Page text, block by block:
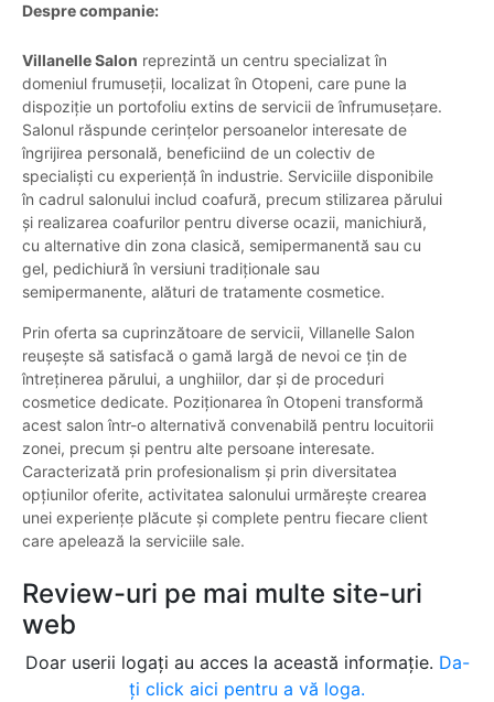
Despre companie:
Villanelle Salon reprezintă un centru specializat în
domeniul frumuseții, localizat în Otopeni, care pune la
dispoziție un portofoliu extins de servicii de înfrumusețare.
Salonul răspunde cerințelor persoanelor interesate de
îngrijirea personală, beneficiind de un colectiv de
specialiști cu experiență în industrie. Serviciile disponibile
în cadrul salonului includ coafură, precum stilizarea părului
și realizarea coafurilor pentru diverse ocazii, manichiură,
cu alternative din zona clasică, semipermanentă sau cu
gel, pedichiură în versiuni tradiționale sau
semipermanente, alături de tratamente cosmetice.
Prin oferta sa cuprinzătoare de servicii, Villanelle Salon
reușește să satisfacă o gamă largă de nevoi ce țin de
întreținerea părului, a unghiilor, dar și de proceduri
cosmetice dedicate. Poziționarea în Otopeni transformă
acest salon într-o alternativă convenabilă pentru locuitorii
zonei, precum și pentru alte persoane interesate.
Caracterizată prin profesionalism și prin diversitatea
opțiunilor oferite, activitatea salonului urmărește crearea
unei experiențe plăcute și complete pentru fiecare client
care apelează la serviciile sale.
Review-uri pe mai multe site-uri
web
Doar userii logați au acces la această informație. Da-
ți click aici pentru a vă loga.